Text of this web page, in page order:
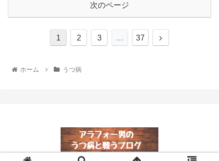
次のページ
1 2 3 … 37
ホーム うつ病